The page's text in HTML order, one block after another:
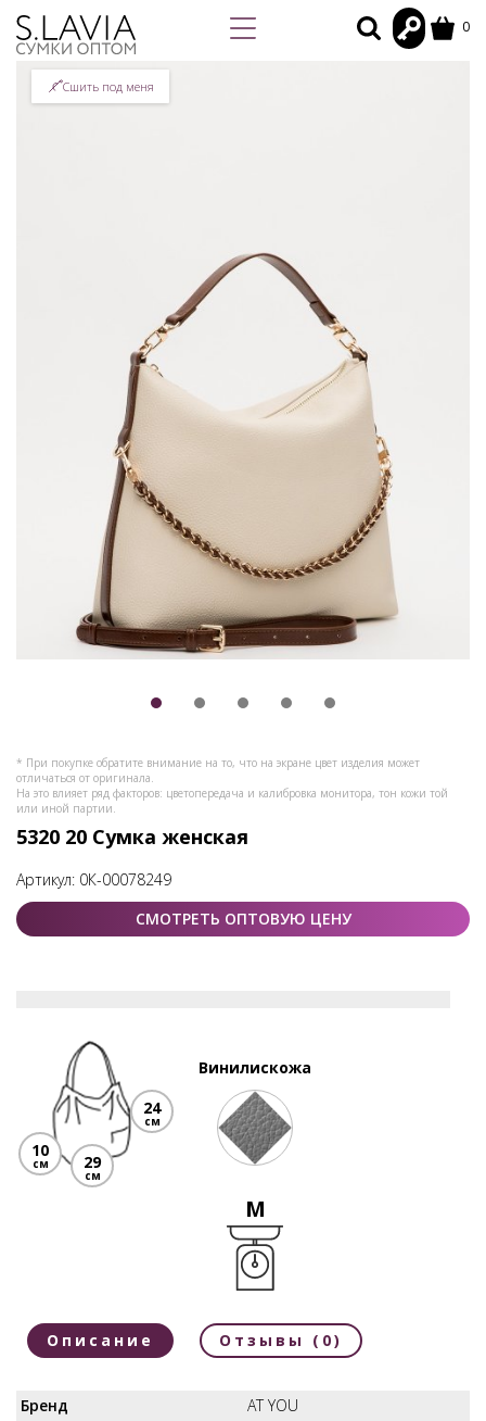
0
* При покупке обратите внимание на то, что на экране цвет изделия может
отличаться от оригинала.
На это влияет ряд факторов: цветопередача и калибровка монитора, тон кожи той
или иной партии.
Сшить под меня
5320 20 Сумка женская
Артикул: 0К-00078249
СМОТРЕТЬ ОПТОВУЮ ЦЕНУ
10
см
24
см
29
см
Винилискожа
M
Описание Отзывы (0)
Бренд
AT YOU